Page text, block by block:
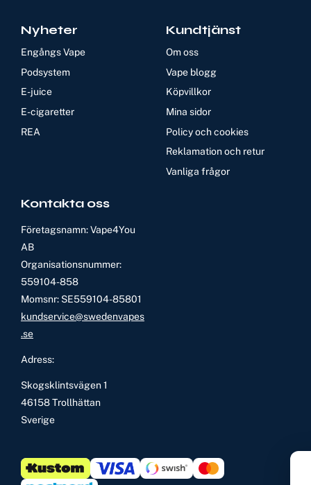
Nyheter
Engångs Vape
Podsystem
E-juice
E-cigaretter
REA
Kundtjänst
Om oss
Vape blogg
Köpvillkor
Mina sidor
Policy och cookies
Reklamation och retur
Vanliga frågor
Kontakta oss
Företagsnamn: Vape4You
AB
Organisationsnummer:
559104-858
Momsnr: SE559104-85801
kundservice@swedenvapes
.se
Adress:
Skogsklintsvägen 1
46158 Trollhättan
Sverige